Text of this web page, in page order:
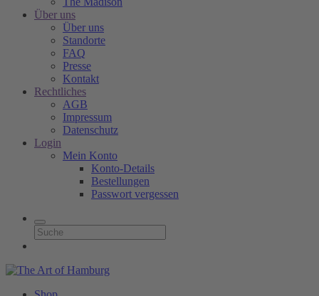
Über uns
Über uns
Standorte
FAQ
Presse
Kontakt
Rechtliches
AGB
Impressum
Datenschutz
Login
Mein Konto
Konto-Details
Bestellungen
Passwort vergessen